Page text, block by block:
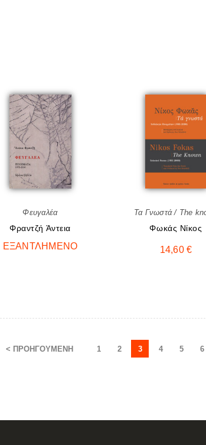
Φευγαλέα
Φραντζή Άντεια
ΕΞΑΝΤΛΗΜΈΝΟ
Τα Γνωστά / The
Φωκάς Νίκος
14,60€
< ΠΡΟΗΓΟΎΜΕΝΗ 1 2 3 4 5 6